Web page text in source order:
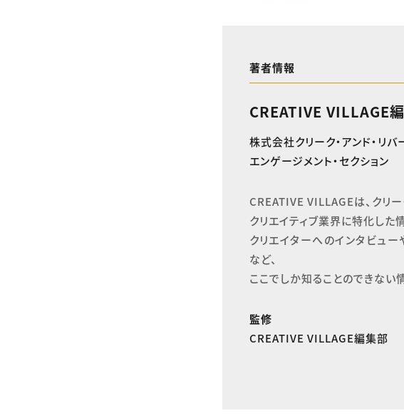
著者情報
CREATIVE VILLAGE
株式会社クリーク・アンド・リバ
エンゲージメント・セクション
CREATIVE VILLAGEは、クリ
クリエイティブ業界に特化した
クリエイターへのインタビュー
など、
ここでしか知ることのできない
監修
CREATIVE VILLAGE編集部